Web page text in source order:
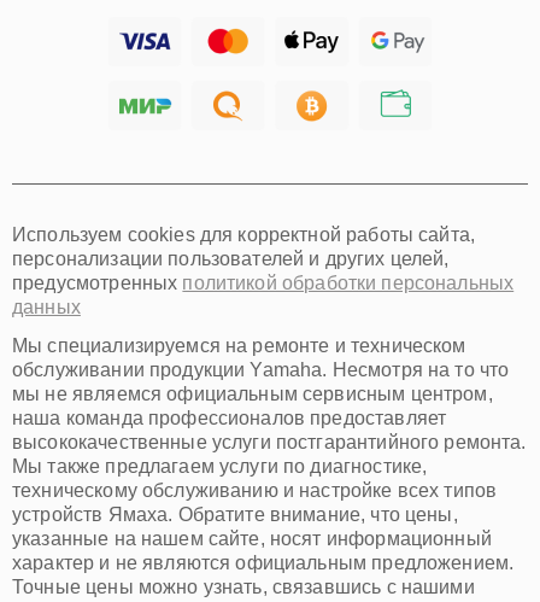
Хабаровск
Омск
Красноярск
Пермь
Ульяновск
Киров
Архангельск
Астрахань
Белгород
Благовещенск
Брянск
Владивосток
Владикавказ
Владимир
Волжский
Используем cookies для корректной работы сайта,
персонализации пользователей и других целей,
предусмотренных политикой обработки персональных
данных
Мы специализируемся на ремонте и техническом
обслуживании продукции Yamaha. Несмотря на то что
мы не являемся официальным сервисным центром,
наша команда профессионалов предоставляет
высококачественные услуги постгарантийного ремонта.
Мы также предлагаем услуги по диагностике,
техническому обслуживанию и настройке всех типов
устройств Ямаха. Обратите внимание, что цены,
указанные на нашем сайте, носят информационный
характер и не являются официальным предложением.
Точные цены можно узнать, связавшись с нашими